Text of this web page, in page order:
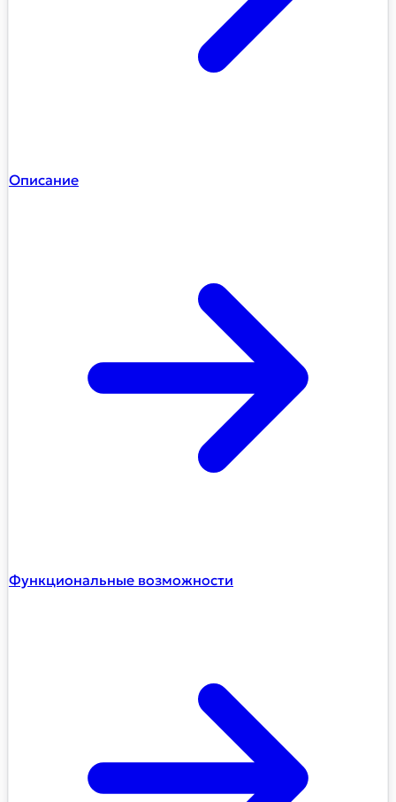
Описание
Функциональные возможности